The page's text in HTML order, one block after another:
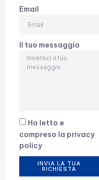
Email
Il tuo messaggio
Ho letto e
compreso la privacy
policy
INVIA LA TUA
RICHIESTA